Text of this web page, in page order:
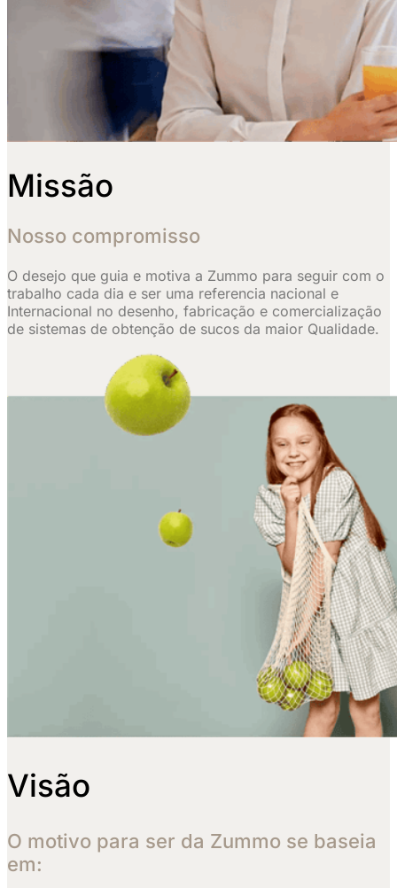
Missão
Nosso compromisso
O desejo que guia e motiva a Zummo para seguir com o
trabalho cada dia e ser uma referencia nacional e
Internacional no desenho, fabricação e comercialização
de sistemas de obtenção de sucos da maior Qualidade.
Visão
O motivo para ser da Zummo se baseia
em: